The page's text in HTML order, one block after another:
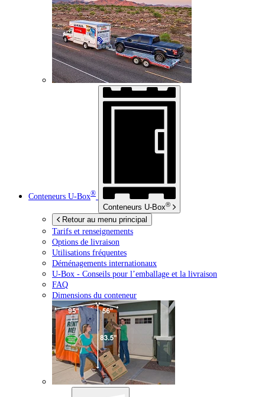
Conteneurs U-Box®
Conteneurs U-Box®
Retour au menu principal
Tarifs et renseignements
Options de livraison
Utilisations fréquentes
Déménagements internationaux
U-Box - Conseils pour l’emballage et la livraison
FAQ
Dimensions du conteneur